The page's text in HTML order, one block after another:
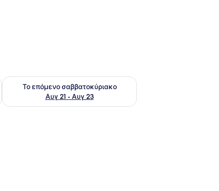
Αυγ 14 - Αυγ 16
Το επόμενο σαββατοκύριακο
Αυγ 21 - Αυγ 23
Έλεγχος διαθεσιμότητας για το επόμενο